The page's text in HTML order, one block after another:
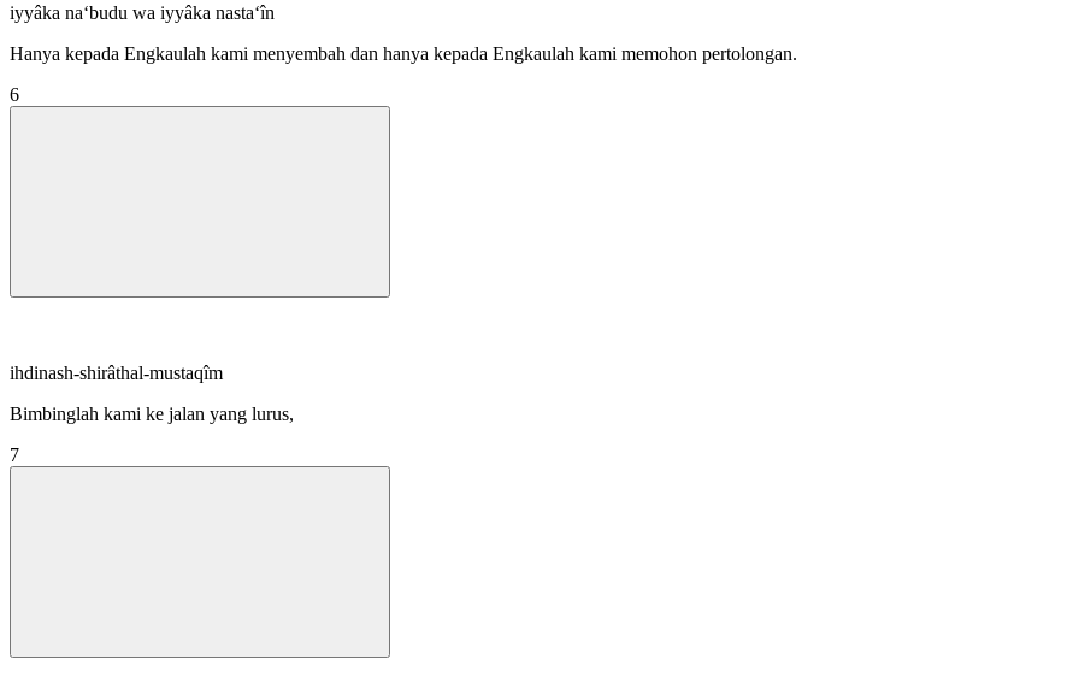
iyyâka na‘budu wa iyyâka nasta‘în
Hanya kepada Engkaulah kami menyembah dan hanya kepada Engkaulah kami memohon pertolongan.
6
ihdinash-shirâthal-mustaqîm
Bimbinglah kami ke jalan yang lurus,
7